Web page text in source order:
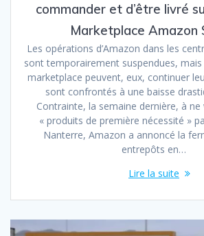
commander et d’être livré
Marketplace Amazon
Les opérations d’Amazon dans les
sont temporairement suspendues, mais
marketplace peuvent, eux, continuer
sont confrontés à une baisse
Contrainte, la semaine dernière, à ne
« produits de première nécessité »
Nanterre, Amazon a annoncé la
entrepôts en…
Lire la suite